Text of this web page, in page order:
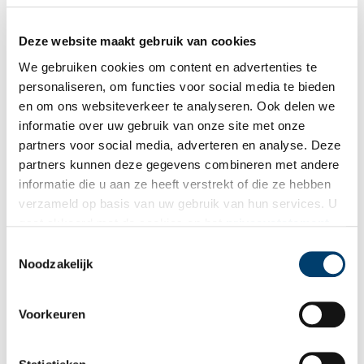
Deze website maakt gebruik van cookies
We gebruiken cookies om content en advertenties te
personaliseren, om functies voor social media te bieden
en om ons websiteverkeer te analyseren. Ook delen we
informatie over uw gebruik van onze site met onze
partners voor social media, adverteren en analyse. Deze
partners kunnen deze gegevens combineren met andere
informatie die u aan ze heeft verstrekt of die ze hebben
verzameld op basis van uw gebruik van hun services. U
Noodzakelijk
Voorkeuren
In een volle zaal in Museum Kaap Skil op Texel presenteerde
Thijs Coenen, maritiem archeoloog bij de Rijksdienst voor het
Cultureel Erfgoed (RCE), dinsdag 30 juli de resultaten van het
onderzoek naar het Palmhoutwrak.
3 min
Onderzoek Palmhoutwrak afgerond
Het onderzoek naar het Palmhoutwrak dat de afgelopen vijf
Erfgoed (RCE) is uitgevoerd, is afgerond. Op 30 juli vertelt